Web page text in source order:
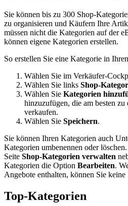
Sie können bis zu 300 Shop-
zu organisieren und Käufern Ihre
müssen nicht die Kategorien auf der
können eigene Kategorien erstellen.
So erstellen Sie eine Kategorie in
Wählen Sie im Verkäufer-
Wählen Sie links Shop-
Wählen Sie Kategorien
hinzuzufügen, die am besten
verkaufen.
Wählen Sie Speichern.
Sie können Ihren Kategorien auch
Kategorien umbenennen oder
Seite Shop-Kategorien verwalten
Kategorien die Option Bearbeiten.
Angebote enthalten, können Sie
Top-Kategorien